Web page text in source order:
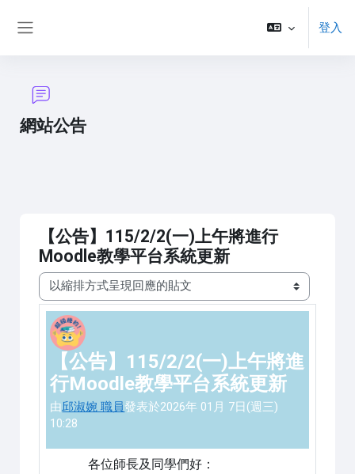
登入
網站公告
【公告】115/2/2(一)上午將進行
Moodle教學平台系統更新
顯示模式
【公告】115/2/2(一)上午將進
行Moodle教學平台系統更新
由邱淑婉 職員發表於2026年 01月 7日(週三)
10:28
Number of replies: 0
各位師長及同學們好：